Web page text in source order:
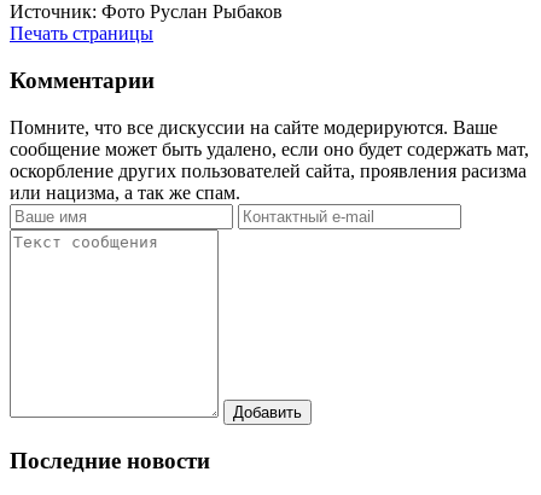
Источник: Фото Руслан Рыбаков
Печать страницы
Комментарии
Помните, что все дискуссии на сайте модерируются. Ваше
сообщение может быть удалено, если оно будет содержать мат,
оскорбление других пользователей сайта, проявления расизма
или нацизма, а так же спам.
Последние новости